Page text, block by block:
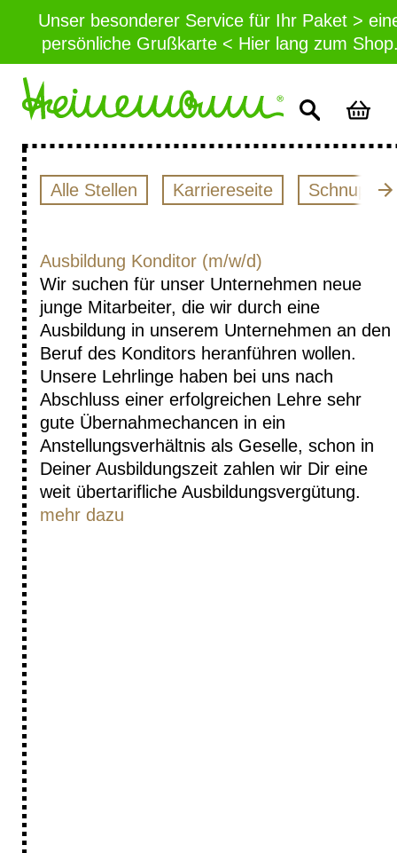
Unser besonderer Service für Ihr Paket >
persönliche Grußkarte < Hier lang zum
Alle Stellen Karriereseite
Ausbildung Konditor (m/w/d)
Wir suchen für unser Unternehmen neue
junge Mitarbeiter, die wir durch eine
Ausbildung in unserem Unternehmen an den
Beruf des Konditors heranführen wollen.
Unsere Lehrlinge haben bei uns nach
Abschluss einer erfolgreichen Lehre sehr
gute Übernahmechancen in ein
Anstellungsverhältnis als Geselle, schon in
Deiner Ausbildungszeit zahlen wir Dir eine
weit übertarifliche Ausbildungsvergütung.
mehr dazu